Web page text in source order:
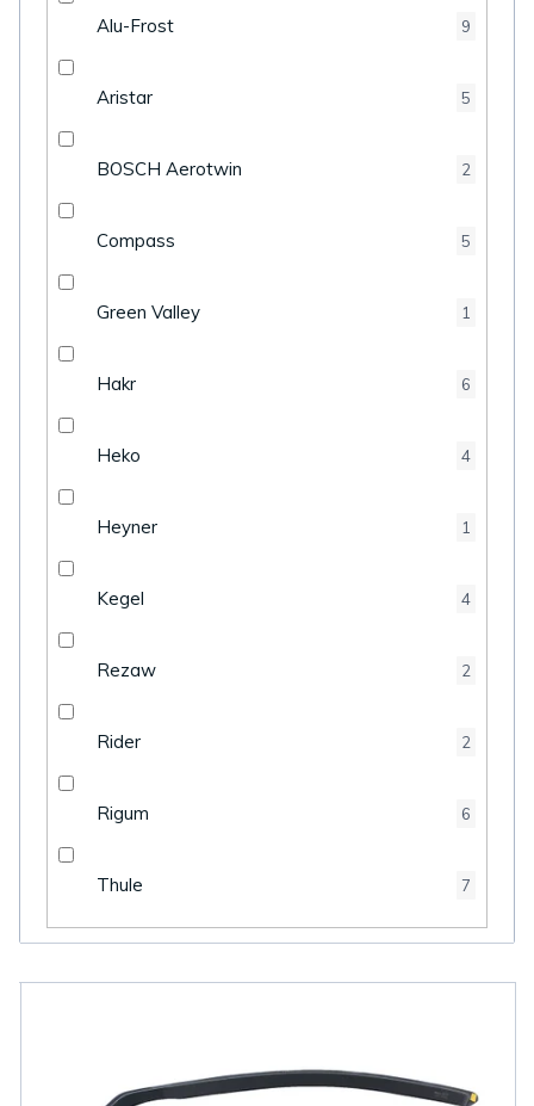
Alu-Frost 9
Aristar 5
BOSCH Aerotwin 2
Compass 5
Green Valley 1
Hakr 6
Heko 4
Heyner 1
Kegel 4
Rezaw 2
Rider 2
Rigum 6
Thule 7